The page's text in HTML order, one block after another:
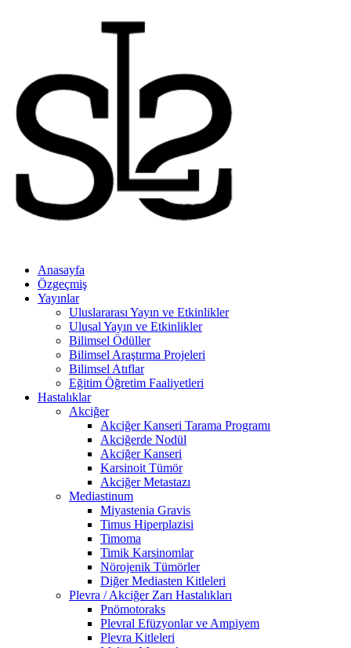
Anasayfa
Özgeçmiş
Yayınlar
Uluslararası Yayın ve Etkinlikler
Ulusal Yayın ve Etkinlikler
Bilimsel Ödüller
Bilimsel Araştırma Projeleri
Bilimsel Atıflar
Eğitim Öğretim Faaliyetleri
Hastalıklar
Akciğer
Akciğer Kanseri Tarama Programı
Akciğerde Nodül
Akciğer Kanseri
Karsinoit Tümör
Akciğer Metastazı
Mediastinum
Miyastenia Gravis
Timus Hiperplazisi
Timoma
Timik Karsinomlar
Nörojenik Tümörler
Diğer Mediasten Kitleleri
Plevra / Akciğer Zarı Hastalıkları
Pnömotoraks
Plevral Efüzyonlar ve Ampiyem
Plevra Kitleleri